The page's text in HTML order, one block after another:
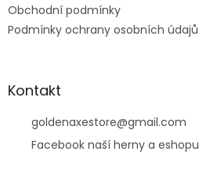
Obchodní podmínky
Podmínky ochrany osobních údajů
Kontakt
goldenaxestore@gmail.com
Facebook naší herny a eshopu